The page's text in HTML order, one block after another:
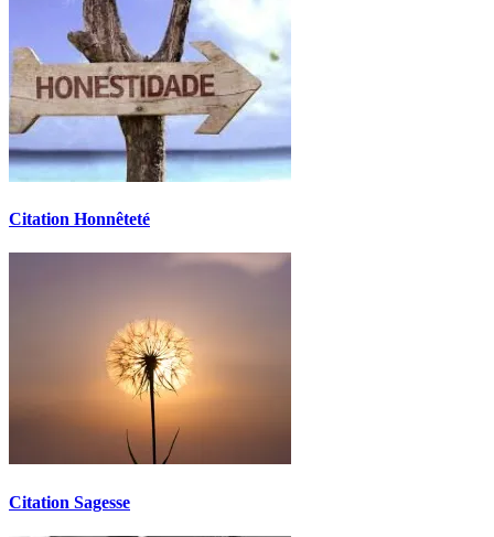
Citation Honnêteté
Citation Sagesse